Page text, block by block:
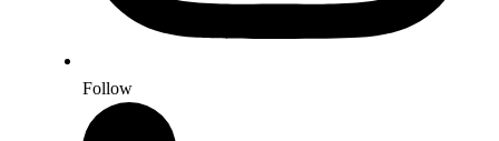
Follow